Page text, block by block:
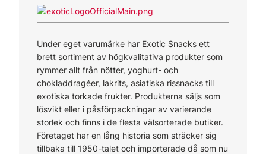
Under eget varumärke har Exotic Snacks ett
brett sortiment av högkvalitativa produkter som
rymmer allt från nötter, yoghurt- och
chokladdragéer, lakrits, asiatiska rissnacks till
exotiska torkade frukter. Produkterna säljs som
lösvikt eller i påsförpackningar av varierande
storlek och finns i de flesta välsorterade butiker.
Företaget har en lång historia som sträcker sig
tillbaka till 1950-talet och importerade då som nu